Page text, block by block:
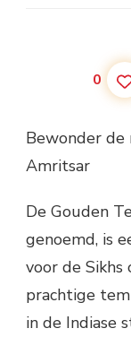
0
Bewonder de
Amritsar
De Gouden
genoemd, is
voor de Sikhs
prachtige
in de Indiase